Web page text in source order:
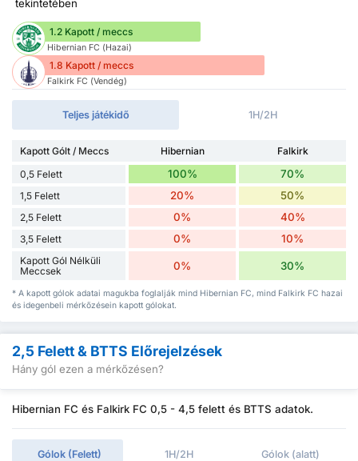
tekintetében
1.2 Kapott / meccs
Hibernian FC (Hazai)
1.8 Kapott / meccs
Falkirk FC (Vendég)
Teljes játékidő 1H/2H
Kapott Gólt / Meccs Hibernian
Falkirk
0,5 Felett
100% 70%
1,5 Felett 20% 50%
2,5 Felett 0% 40%
3,5 Felett 0% 10%
Kapott Gól Nélküli
Meccsek
0% 30%
* A kapott gólok adatai magukba foglalják mind Hibernian FC, mind Falkirk FC hazai
és idegenbeli mérkőzésein kapott gólokat.
2,5 Felett & BTTS Előrejelzések
Hány gól ezen a mérkőzésen?
Hibernian FC és Falkirk FC 0,5 - 4,5 felett és BTTS adatok.
Gólok (Felett) 1H/2H Gólok (alatt)